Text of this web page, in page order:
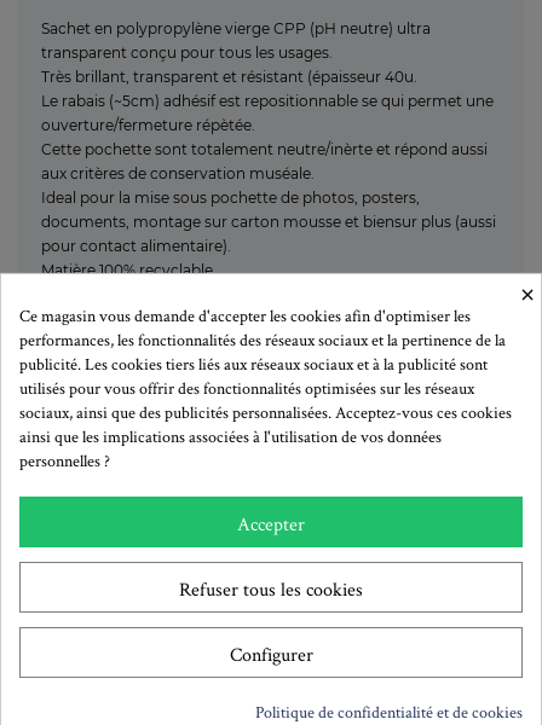
Sachet en polypropylène vierge CPP (pH neutre) ultra
transparent conçu pour tous les usages.
Très brillant, transparent et résistant (épaisseur 40u.
Le rabais (~5cm) adhésif est repositionnable se qui permet une
ouverture/fermeture répètée.
Cette pochette sont totalement neutre/inèrte et répond aussi
aux critères de conservation muséale.
Ideal pour la mise sous pochette de photos, posters,
documents, montage sur carton mousse et biensur plus (aussi
pour contact alimentaire).
Matière 100% recyclable
Plus de détails
Remises quantitatives
A partir de: Remise
Prix unitaire TTC:
0,19 €
20%
0,15 €
500
30%
0,13 €
×
Ce magasin vous demande d'accepter les cookies afin d'optimiser les
performances, les fonctionnalités des réseaux sociaux et la pertinence de la
publicité. Les cookies tiers liés aux réseaux sociaux et à la publicité sont
utilisés pour vous offrir des fonctionnalités optimisées sur les réseaux
sociaux, ainsi que des publicités personnalisées. Acceptez-vous ces cookies
ainsi que les implications associées à l'utilisation de vos données
personnelles ?
Accepter
Refuser tous les cookies
Configurer
Politique de confidentialité et de cookies